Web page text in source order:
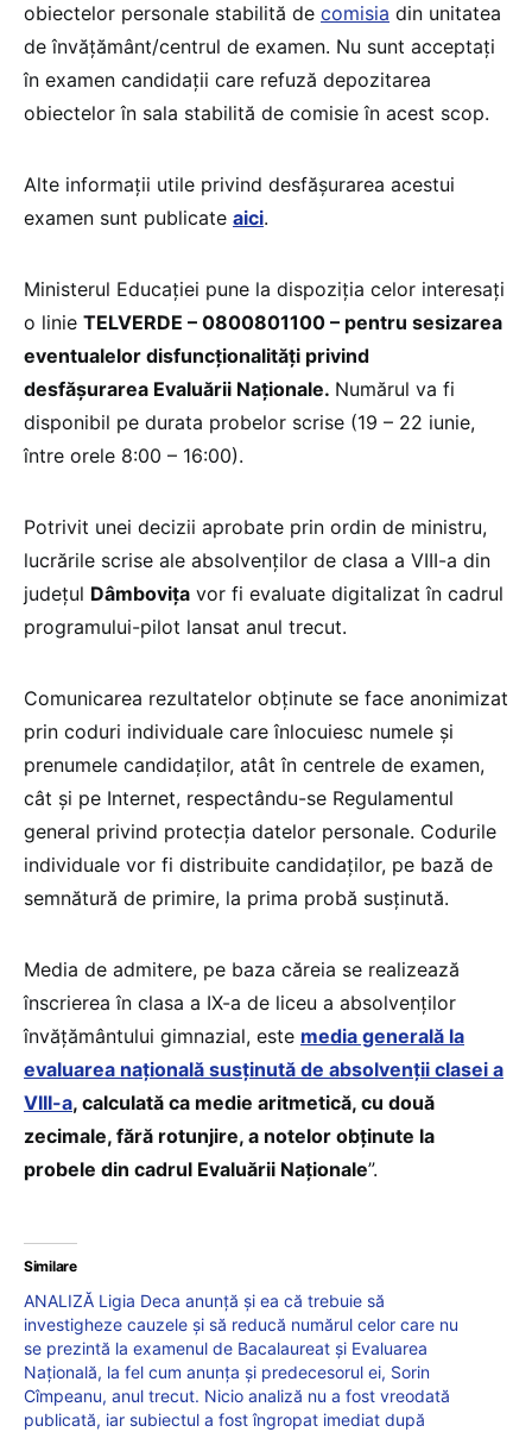
obiectelor personale stabilită de comisia din unitatea
de învățământ/centrul de examen. Nu sunt acceptați
în examen candidații care refuză depozitarea
obiectelor în sala stabilită de comisie în acest scop.
Alte informații utile privind desfășurarea acestui
examen sunt publicate aici.
Ministerul Educației pune la dispoziția celor interesați
o linie TELVERDE – 0800801100 – pentru sesizarea
eventualelor disfuncționalități privind
desfășurarea Evaluării Naționale. Numărul va fi
disponibil pe durata probelor scrise (19 – 22 iunie,
între orele 8:00 – 16:00).
Potrivit unei decizii aprobate prin ordin de ministru,
lucrările scrise ale absolvenților de clasa a VIII-a din
județul Dâmbovița vor fi evaluate digitalizat în cadrul
programului-pilot lansat anul trecut.
Comunicarea rezultatelor obținute se face anonimizat
prin coduri individuale care înlocuiesc numele și
prenumele candidaților, atât în centrele de examen,
cât și pe Internet, respectându-se Regulamentul
general privind protecția datelor personale. Codurile
individuale vor fi distribuite candidaților, pe bază de
semnătură de primire, la prima probă susținută.
Media de admitere, pe baza căreia se realizează
înscrierea în clasa a IX-a de liceu a absolvenților
învățământului gimnazial, este media generală la
evaluarea națională susținută de absolvenții clasei a
VIII-a, calculată ca medie aritmetică, cu două
zecimale, fără rotunjire, a notelor obținute la
probele din cadrul Evaluării Naționale”.
Similare
ANALIZĂ Ligia Deca anunță și ea că trebuie să
investigheze cauzele și să reducă numărul celor care nu
se prezintă la examenul de Bacalaureat și Evaluarea
Națională, la fel cum anunța și predecesorul ei, Sorin
Cîmpeanu, anul trecut. Nicio analiză nu a fost vreodată
publicată, iar subiectul a fost îngropat imediat după